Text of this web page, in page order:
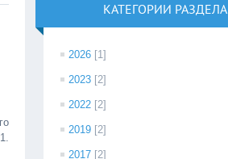
КАТЕГОРИИ РАЗДЕЛА
2026 [1]
2023 [2]
2022 [2]
2019 [2]
2017 [2]